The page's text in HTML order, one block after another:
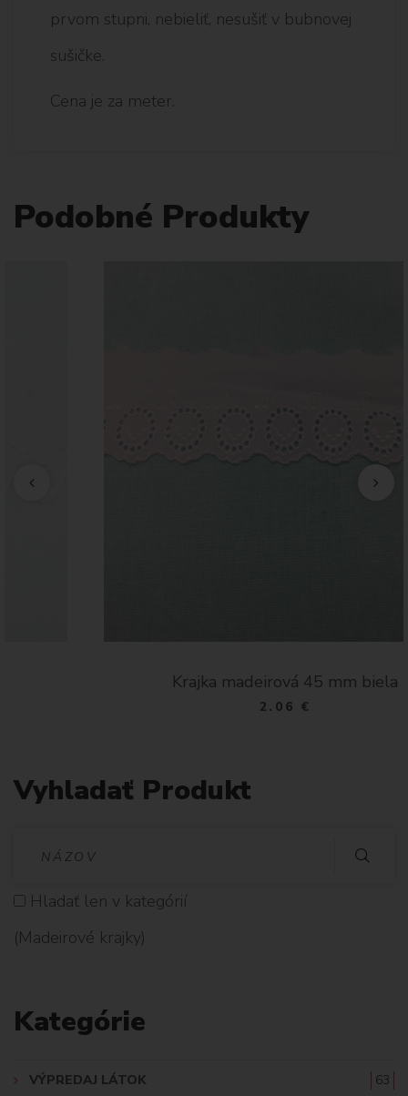
prvom stupni, nebieliť, nesušiť v bubnovej
sušičke.
Cena je za meter.
Podobné Produkty
Krajka madeirová 45 mm biela
Vyhladať Produkt
D
Hladať len v kategórií
(Madeirové krajky)
Kategórie
VÝPREDAJ LÁTOK 63